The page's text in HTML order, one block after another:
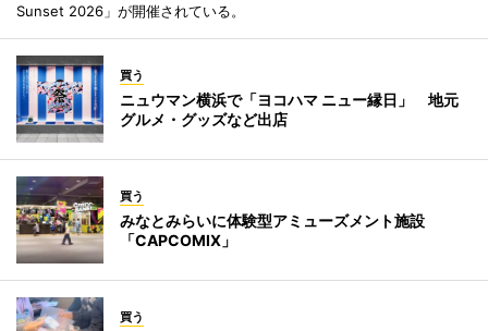
Sunset 2026」が開催されている。
買う
ニュウマン横浜で「ヨコハマ ニュー縁日」 地元
グルメ・グッズなど出店
買う
みなとみらいに体験型アミューズメント施設
「CAPCOMIX」
買う